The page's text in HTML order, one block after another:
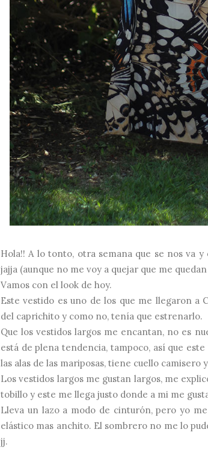
Hola!! A lo tonto, otra semana que se nos va
jajja (aunque no me voy a quejar que me
Vamos con el look de hoy.
Este vestido es uno de los que me llegaron a
del caprichito y como no, tenía que estrenarlo.
Que los vestidos largos me encantan, no es
está de plena tendencia, tampoco, así que
las alas de las mariposas, tiene cuello camisero
Los vestidos largos me gustan largos, me
tobillo y este me llega justo donde a mi me
Lleva un lazo a modo de cinturón, pero yo
elástico mas anchito. El sombrero no me lo
jj.